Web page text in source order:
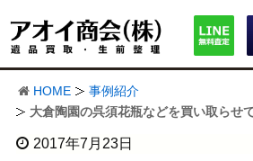
HOME
事例紹介
大倉陶園の呉須花瓶などを買い取らせ
2017年7月23日